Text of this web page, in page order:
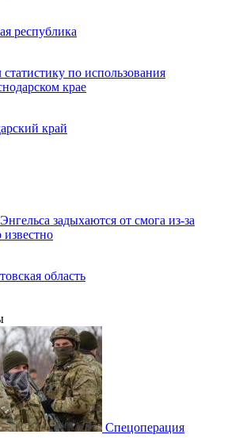
республика
по использования
крае
край
задыхаются от смога из-за
область
Спецоперация